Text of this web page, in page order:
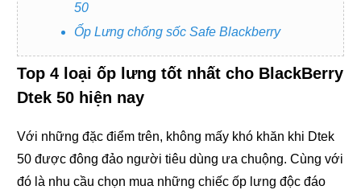
50
Ốp Lưng chống sốc Safe Blackberry
Top 4 loại ốp lưng tốt nhất cho BlackBerry
Dtek 50 hiện nay
Với những đặc điểm trên, không mấy khó khăn khi Dtek
50 được đông đảo người tiêu dùng ưa chuộng. Cùng với
đó là nhu cầu chọn mua những chiếc ốp lưng độc đáo